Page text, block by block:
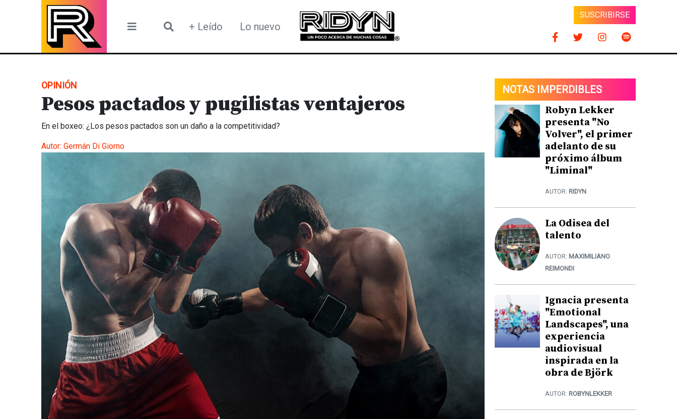
+ Leído Lo nuevo
SUSCRIBIRSE
OPINIÓN
Pesos pactados y pugilistas ventajeros
En el boxeo: ¿Los pesos pactados son un daño a la competitividad?
Autor: Germán Di Giorno
NOTAS IMPERDIBLES
Robyn Lekker
presenta "No
Volver", el primer
adelanto de su
próximo álbum
"Liminal"
AUTOR: RIDYN
La Odisea del
talento
AUTOR: MAXIMILIANO
REIMONDI
Ignacia presenta
"Emotional
Landscapes", una
experiencia
audiovisual
inspirada en la
obra de Björk
AUTOR: ROBYNLEKKER